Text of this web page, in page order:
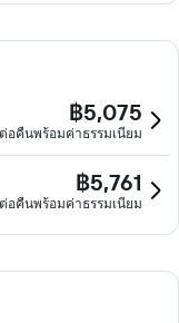
฿5,075
ต่อคืนพร้อมค่าธรรมเนียม
฿5,761
ต่อคืนพร้อมค่าธรรมเนียม